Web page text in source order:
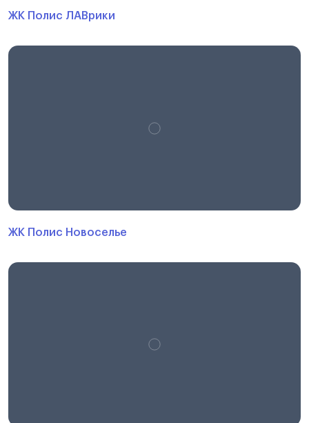
ЖК Полис ЛАВрики
ЖК Полис Новоселье